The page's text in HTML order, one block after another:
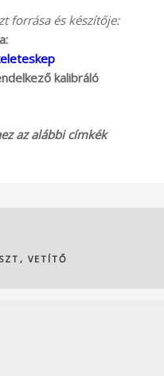
forrása és készítője:
kalibráló
az alábbi címkék
, VETÍTŐ